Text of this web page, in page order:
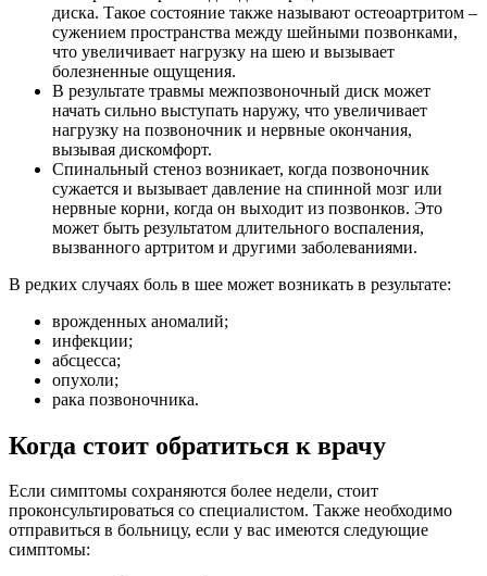
диска. Такое состояние также называют остеоартритом –
сужением пространства между шейными позвонками,
что увеличивает нагрузку на шею и вызывает
болезненные ощущения.
В результате травмы межпозвоночный диск может
начать сильно выступать наружу, что увеличивает
нагрузку на позвоночник и нервные окончания,
вызывая дискомфорт.
Спинальный стеноз возникает, когда позвоночник
сужается и вызывает давление на спинной мозг или
нервные корни, когда он выходит из позвонков. Это
может быть результатом длительного воспаления,
вызванного артритом и другими заболеваниями.
В редких случаях боль в шее может возникать в результате:
врожденных аномалий;
инфекции;
абсцесса;
опухоли;
рака позвоночника.
Когда стоит обратиться к врачу
Если симптомы сохраняются более недели, стоит
проконсультироваться со специалистом. Также необходимо
отправиться в больницу, если у вас имеются следующие
симптомы: